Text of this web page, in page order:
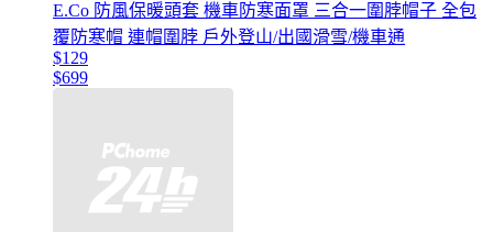
E.Co 防風保暖頭套 機車防寒面罩 三合一圍脖帽子 全包
覆防寒帽 連帽圍脖 戶外登山/出國滑雪/機車通
$129
$699